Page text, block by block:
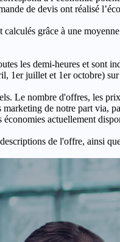
de devis ont réalisé
grâce à une moyenne
les demi-heures et sont
1er juillet et 1er octobre)
Le nombre d'offres, les
de notre part via,
actuellement
de l'offre, ainsi